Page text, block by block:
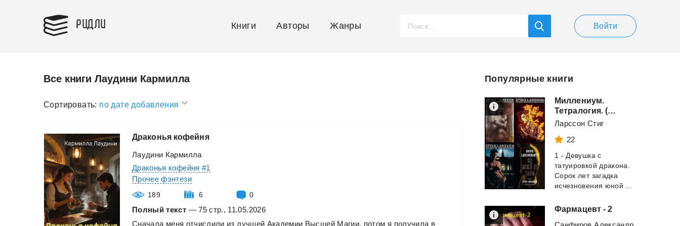
РИДЛИ Книги Авторы Жанры Войти
Все книги Лаудини Кармилла
Сортировать: по дате добавления
Драконья кофейня
Лаудини Кармилла
Драконья кофейня #1
Прочее фэнтези
189 6 0
Полный текст — 75 стр., 11.05.2026
Сначала меня отчислили из лучшей Академии Высшей Магии, потом я получила в
Популярные книги
Миллениум.
Тетралогия. (ЛП)
Ларссон Стиг
22
1 - Девушка с
татуировкой дракона.
Сорок лет загадка
Фармацевт - 2